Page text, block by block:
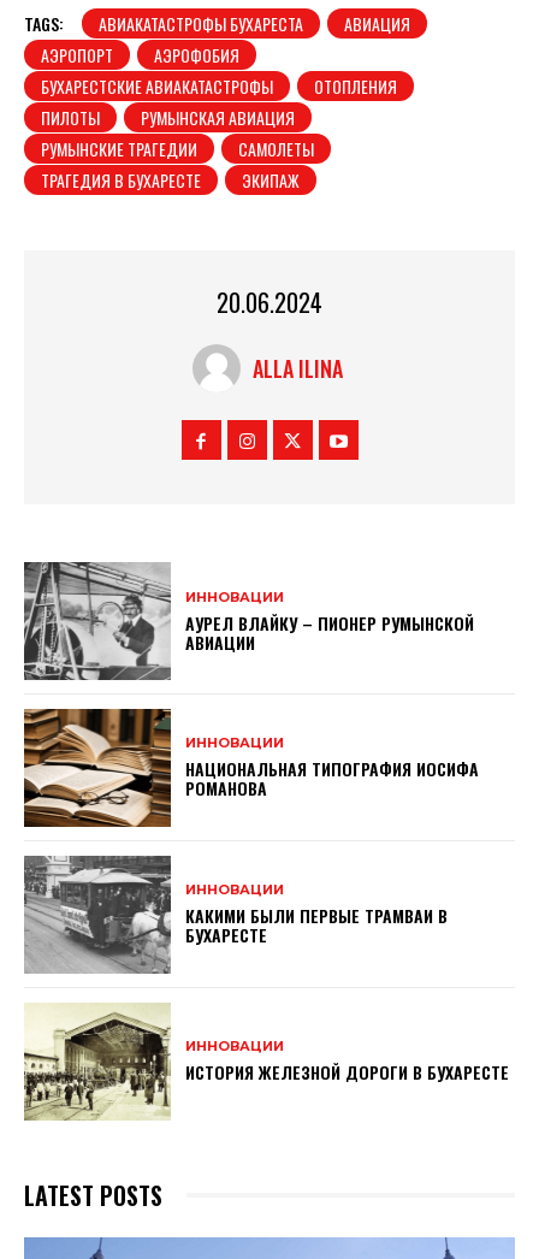
TAGS: АВИАКАТАСТРОФЫ БУХАРЕСТА
АВИАЦИЯ
АЭРОПОРТ
АЭРОФОБИЯ
БУХАРЕСТСКИЕ АВИАКАТАСТРОФЫ
ОТОПЛЕНИЯ
ПИЛОТЫ
РУМЫНСКАЯ АВИАЦИЯ
РУМЫНСКИЕ ТРАГЕДИИ
САМОЛЕТЫ
ТРАГЕДИЯ В БУХАРЕСТЕ
ЭКИПАЖ
20.06.2024
ALLA ILINA
ИННОВАЦИИ
АУРЕЛ ВЛАЙКУ – ПИОНЕР РУМЫНСКОЙ
АВИАЦИИ
ИННОВАЦИИ
НАЦИОНАЛЬНАЯ ТИПОГРАФИЯ ИОСИФА
РОМАНОВА
ИННОВАЦИИ
КАКИМИ БЫЛИ ПЕРВЫЕ ТРАМВАИ В
БУХАРЕСТЕ
ИННОВАЦИИ
ИСТОРИЯ ЖЕЛЕЗНОЙ ДОРОГИ В БУХАРЕСТЕ
LATEST POSTS